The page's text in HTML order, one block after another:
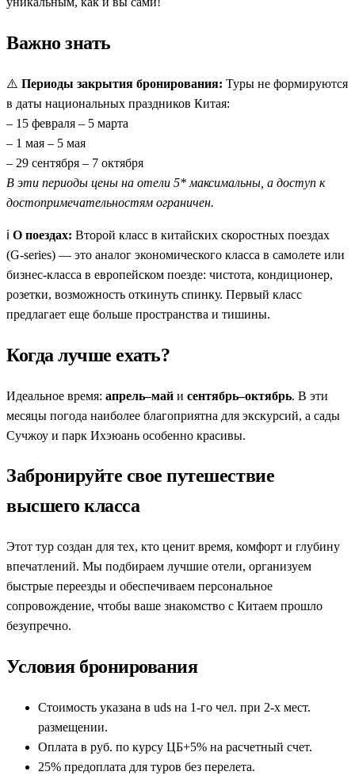
Важно знать
⚠️ Периоды закрытия бронирования: Туры не формируются
в даты национальных праздников Китая:
– 15 февраля – 5 марта
– 1 мая – 5 мая
– 29 сентября – 7 октября
В эти периоды цены на отели 5* максимальны, а доступ к
достопримечательностям ограничен.
ℹ️ О поездах: Второй класс в китайских скоростных поездах
(G-series) — это аналог экономического класса в самолете или
бизнес-класса в европейском поезде: чистота, кондиционер,
розетки, возможность откинуть спинку. Первый класс
предлагает еще больше пространства и тишины.
Когда лучше ехать?
Идеальное время: апрель–май и сентябрь–октябрь. В эти
месяцы погода наиболее благоприятна для экскурсий, а сады
Сучжоу и парк Ихэюань особенно красивы.
Забронируйте свое путешествие
высшего класса
Этот тур создан для тех, кто ценит время, комфорт и глубину
впечатлений. Мы подбираем лучшие отели, организуем
быстрые переезды и обеспечиваем персональное
сопровождение, чтобы ваше знакомство с Китаем прошло
безупречно.
Условия бронирования
Стоимость указана в uds на 1-го чел. при 2-х мест.
размещении.
Оплата в руб. по курсу ЦБ+5% на расчетный счет.
25% предоплата для туров без перелета.